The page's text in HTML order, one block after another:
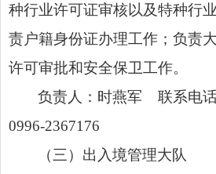
种行业许可证审核以及特种行
责户籍身份证办理工作；负责
许可审批和安全保卫工作。
负责人：时燕军 联系电话
0996-2367176
（三）出入境管理大队